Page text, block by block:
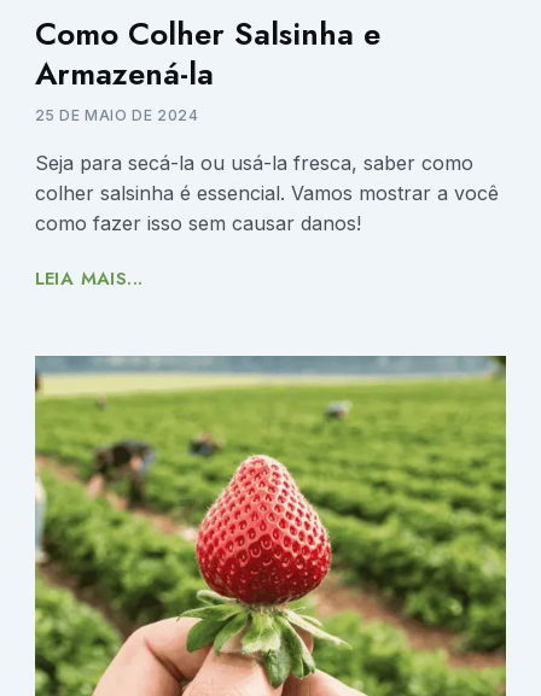
Como Colher Salsinha e
Armazená-la
25 DE MAIO DE 2024
Seja para secá-la ou usá-la fresca, saber como
colher salsinha é essencial. Vamos mostrar a você
como fazer isso sem causar danos!
LEIA MAIS...